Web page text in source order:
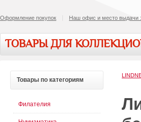
Оформление покупок Наш офис и место выдачи
ТОВАРЫ ДЛЯ
Товары по категориям
Филателия